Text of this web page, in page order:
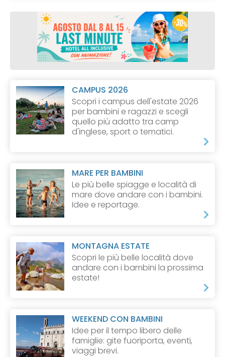
CAMPUS 2026
Scopri i campus dell'estate 2026
per bambini e ragazzi e scegli
quello più adatto tra camp
d'inglese, sport o tematici.
MARE PER BAMBINI
Le più belle spiagge e località di
mare dove andare con i bambini.
Idee e reportage.
MONTAGNA ESTATE
Scopri le più belle località dove
andare con i bambini la prossima
estate!
WEEKEND CON BAMBINI
Idee per il tempo libero delle
famiglie: gite fuoriporta, eventi,
viaggi brevi.